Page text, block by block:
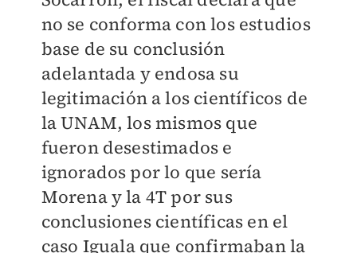
no se conforma con los estudios
base de su conclusión
adelantada y endosa su
legitimación a los científicos de
la UNAM, los mismos que
fueron desestimados e
ignorados por lo que sería
Morena y la 4T por sus
conclusiones científicas en el
caso Iguala que confirmaban la